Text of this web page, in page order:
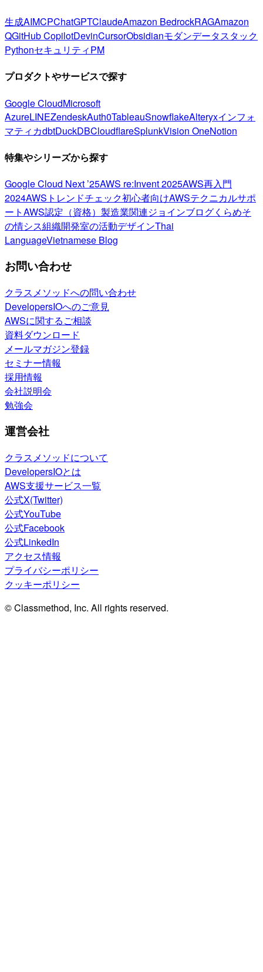
生成AIMCPChatGPTClaudeAmazon BedrockRAGAmazon
QGitHub CopilotDevinCursorObsidianモダンデータスタック
PythonセキュリティPM
プロダクトやサービスで探す
Google CloudMicrosoft
AzureLINEZendeskAuth0TableauSnowflakeAlteryxインフォ
マティカdbtDuckDBCloudflareSplunkVision OneNotion
特集やシリーズから探す
Google Cloud Next ’25AWS re:Invent 2025AWS再入門
2024AWSトレンドチェック初心者向けAWSテクニカルサポ
ートAWS認定（資格） 製造業関連ジョインブログくらめそ
の情シス組織開発室の活動デザインThai
LanguageVietnamese Blog
お問い合わせ
クラスメソッドへの問い合わせ
DevelopersIOへのご意見
AWSに関するご相談
資料ダウンロード
メールマガジン登録
セミナー情報
採用情報
会社説明会
勉強会
運営会社
クラスメソッドについて
DevelopersIOとは
AWS支援サービス一覧
公式X(Twitter)
公式YouTube
公式Facebook
公式LinkedIn
アクセス情報
プライバシーポリシー
クッキーポリシー
© Classmethod, Inc. All rights reserved.